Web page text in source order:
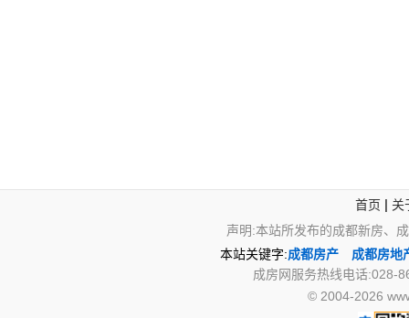
首页 | 关
声明:本站所发布的成都新房、
本站关键字:成都房产
成都房地
成房网服务热线电话:028-
© 2004-2026